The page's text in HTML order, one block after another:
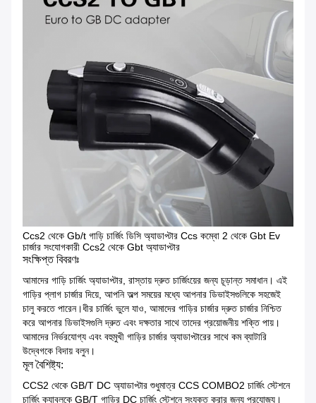
Ccs2 থেকে Gb/t গাড়ি চার্জিং ডিসি অ্যাডাপ্টার Ccs কম্বো 2 থেকে Gbt Ev
চার্জার সংযোগকারী Ccs2 থেকে Gbt অ্যাডাপ্টার
সংক্ষিপ্ত বিবরণঃ
আমাদের গাড়ি চার্জিং অ্যাডাপ্টার, রাস্তায় দ্রুত চার্জিংয়ের জন্য চূড়ান্ত সমাধান। এই
গাড়ির প্লাগ চার্জার দিয়ে, আপনি অল্প সময়ের মধ্যে আপনার ডিভাইসগুলিকে সহজেই
চালু করতে পারেন।ধীর চার্জিং ভুলে যাও, আমাদের গাড়ির চার্জার দ্রুত চার্জার নিশ্চিত
করে আপনার ডিভাইসগুলি দ্রুত এবং দক্ষতার সাথে তাদের প্রয়োজনীয় শক্তি পায়।
আমাদের নির্ভরযোগ্য এবং বহুমুখী গাড়ির চার্জার অ্যাডাপ্টারের সাথে কম ব্যাটারি
উদ্বেগকে বিদায় বলুন।
মূল বৈশিষ্ট্য:
CCS2 থেকে GB/T DC অ্যাডাপ্টার শুধুমাত্র CCS COMBO2 চার্জিং স্টেশনে
চার্জিং ক্যাবলকে GB/T গাড়ির DC চার্জিং স্টেশনে সংযুক্ত করার জন্য প্রযোজ্য।